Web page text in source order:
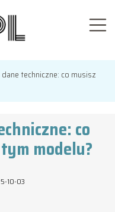
dane techniczne: co musisz
co
modelu?
10-03